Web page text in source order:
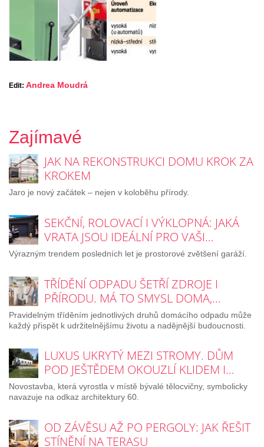
Edit: Andrea Moudrá
Zajímavé
JAK NA REKONSTRUKCI DOMU KROK ZA
KROKEM
Jaro je nový začátek – nejen v koloběhu přírody.
SEKČNÍ, ROLOVACÍ I VÝKLOPNÁ: JAKÁ
VRATA JSOU IDEÁLNÍ PRO VAŠI…
Výrazným trendem posledních let je prostorové zvětšení garáží.
TŘÍDĚNÍ ODPADU ŠETŘÍ ZDROJE I
PŘÍRODU. MÁ TO SMYSL DOMA,…
Pravidelným tříděním jednotlivých druhů domácího odpadu může
každý přispět k udržitelnějšímu životu a nadějnější budoucnosti.
LUXUS UKRYTÝ MEZI STROMY. DŮM
POD JEŠTĚDEM OKOUZLÍ KLIDEM I…
Novostavba, která vyrostla v místě bývalé tělocvičny, symbolicky
navazuje na odkaz architektury 60.
OD ZÁVĚSU AŽ PO PERGOLY: JAK ŘEŠIT
STÍNĚNÍ NA TERASU